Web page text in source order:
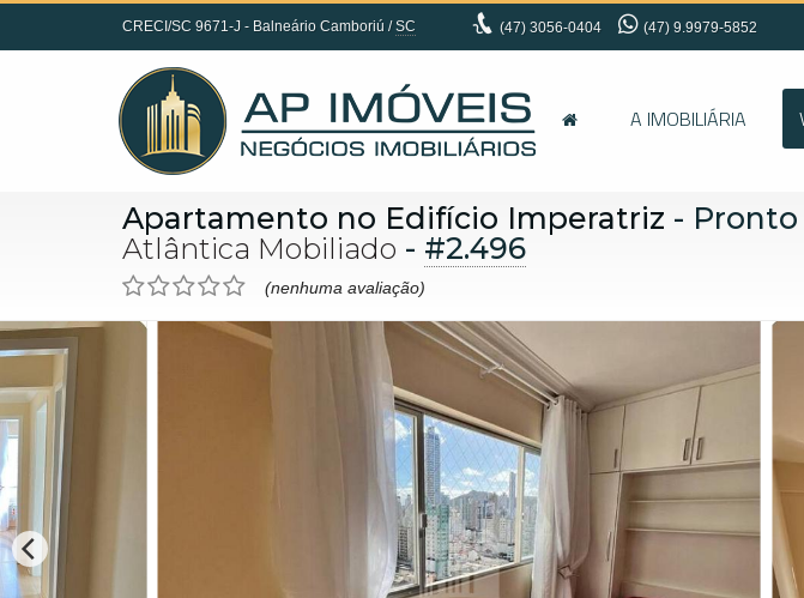
CRECI/SC 9671-J - Balneário Camboriú /SC (47) 3056-0404 (47) 9.9979-5852
A IMOBILIÁRIA
Apartamento no Edifício Imperatriz -
Atlântica Mobiliado - #2.496
(nenhuma avaliação)